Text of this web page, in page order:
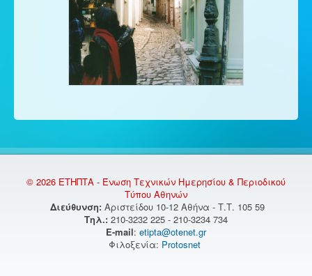
© 2026 ΕΤΗΠΤΑ - Ένωση Τεχνικών Ημερησίου & Περιοδικού
Τύπου Αθηνών
Διεύθυνση: Αριστείδου 10-12 Αθήνα - Τ.Τ. 105 59
Τηλ.: 210-3232 225 - 210-3234 734
E-mail: etipta@otenet.gr
Φιλοξενία: Protosnet